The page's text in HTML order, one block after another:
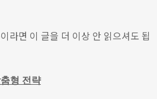
라면 이 글을 더 이상 안 읽으셔도 됩
형 전략